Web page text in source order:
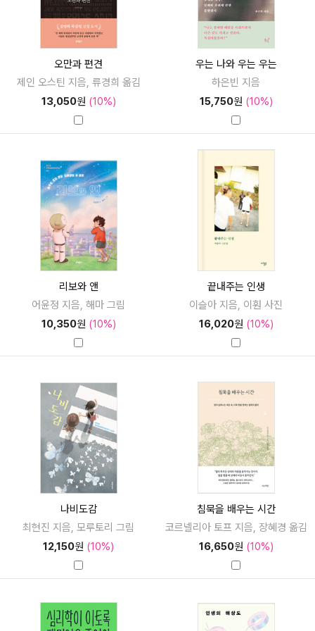
오만과 편견
제인 오스틴 지음, 류경희 옮김
13,050원 (10%)
우는 나와 우는 우는
하은빈 지음
15,750원 (10%)
리보와 앤
어윤정 지음, 해마 그림
10,350원 (10%)
끝내주는 인생
이슬아 지음, 이훤 사진
16,020원 (10%)
나비도감
최현진 지음, 모루토리 그림
12,150원 (10%)
침묵을 배우는 시간
코르넬리아 토프 지음, 장혜경 옮김
16,650원 (10%)